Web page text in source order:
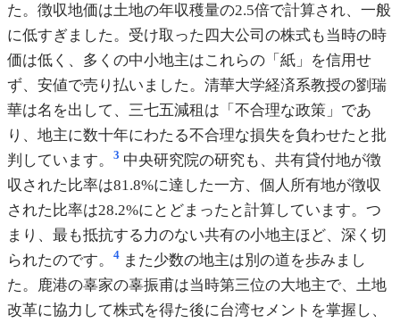
た。徴収地価は土地の年収穫量の2.5倍で計算され、一般
に低すぎました。受け取った四大公司の株式も当時の時
価は低く、多くの中小地主はこれらの「紙」を信用せ
ず、安値で売り払いました。清華大学経済系教授の劉瑞
華は名を出して、三七五減租は「不合理な政策」であ
り、地主に数十年にわたる不合理な損失を負わせたと批
判しています。
3 中央研究院の研究も、共有貸付地が徴
収された比率は81.8%に達した一方、個人所有地が徴収
された比率は28.2%にとどまったと計算しています。つ
まり、最も抵抗する力のない共有の小地主ほど、深く切
られたのです。
4 また少数の地主は別の道を歩みまし
た。鹿港の辜家の辜振甫は当時第三位の大地主で、土地
改革に協力して株式を得た後に台湾セメントを掌握し、